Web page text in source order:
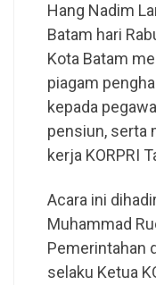
Hang Nadim
Batam hari
Kota Batam
piagam
kepada
pensiun, serta
kerja KORPRI
Acara ini
Muhammad
Pemerintahan
selaku Ketua